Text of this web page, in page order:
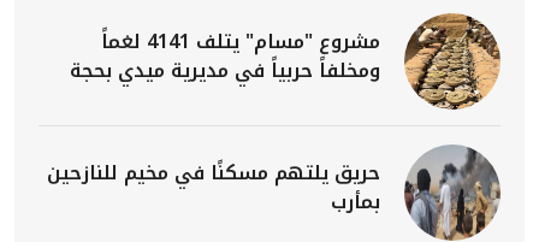
مشروع "مسام" يتلف 4141 لغماً
ومخلفاً حربياً في مديرية ميدي بحجة
حريق يلتهم مسكنًا في مخيم للنازحين
بمأرب